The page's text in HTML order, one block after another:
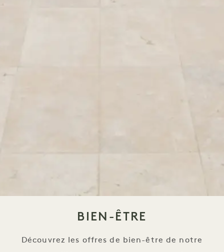
BIEN-ÊTRE
Découvrez les offres de bien-être de notre